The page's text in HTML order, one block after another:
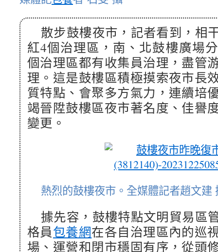
散步鼓樓夜市，記者看到，相
紅4個治理區，南、北鼓樓廣場
個治理區都有收集員治理，盡管
理。這是鼓樓區積極摸索夜市長
質特點、會聚多方氣力，連續培
竭晉陞鼓樓區夜市著名度、佳譽
變更。
熱烈的鼓樓夜市。全媒體記者趙文建
據先容，鼓樓特點文明貿易區
格員包養網在各自治理區內的巡
場、運營和閉市穩固有序，從頭